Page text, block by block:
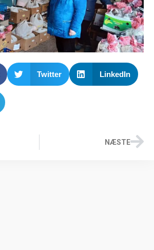
Twitter LinkedIn
NÆSTE